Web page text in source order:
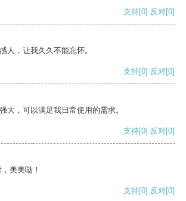
支持[0] 反对[0]
人，让我久久不能忘怀。
支持[0] 反对[0]
大，可以满足我日常使用的需求。
支持[0] 反对[0]
美美哒！
支持[0] 反对[0]